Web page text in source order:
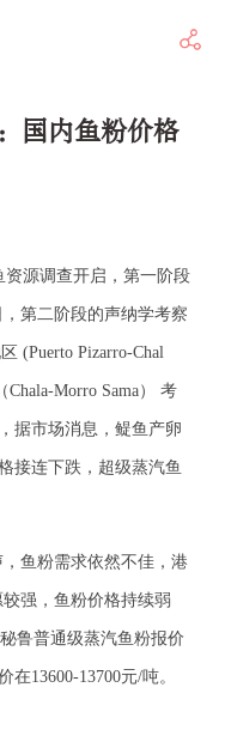
国内鱼粉价格
资源调查开启，第一阶段
，第二阶段的声纳学考察
(Puerto Pizarro-Chal
Morro Sama） 考
据市场消息，鳀鱼产卵
接连下跌， 超级蒸汽鱼
鱼粉需求依然不佳，港
强，鱼粉价格持续弱
鲁普通级蒸汽鱼粉报价
13600-13700元/吨。